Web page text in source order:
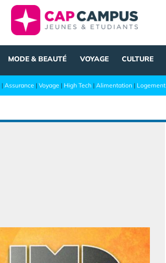
MODE & BEAUTÉ VOYAGE CULTURE
| Assurance | Voyage | High Tech | Alimentation | Logement